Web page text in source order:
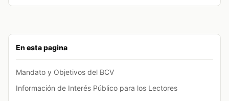
En esta pagina
Mandato y Objetivos del BCV
Información de Interés Público para los Lectores